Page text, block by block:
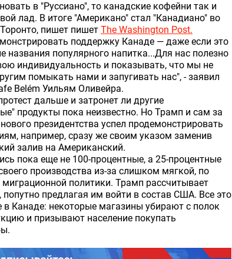
в "Руссиано", то канадские кофейни так и
лад. В итоге "Американо" стал "Канадиано" во
пишет пишет The Washington Post.
поддержку Канаде — даже если это
названия популярного напитка...Для нас полезно
индивидуальность и показывать, что мы не
помыкать нами и запугивать нас", - заявил
Belém Уильям Оливейра.
дальше и затронет ли другие
продукты пока неизвестно. Но Трамп и сам за
президентства успел продемонстрировать
например, сразу же своим указом заменив
залив на Американский.
пока еще не 100-процентные, а 25-процентные
производства из-за слишком мягкой, по
политики. Трамп рассчитывает
попутно предлагая им войти в состав США. Все это
Канаде: некоторые магазины убирают с полок
и призывают население покупать